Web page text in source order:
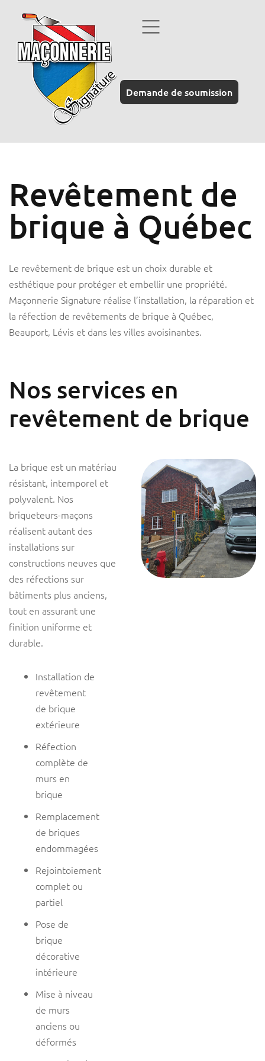
Demande de soumission
Revêtement de
brique à Québec
Le revêtement de brique est un choix durable et
esthétique pour protéger et embellir une propriété.
Maçonnerie Signature réalise l’installation, la réparation et
la réfection de revêtements de brique à Québec,
Beauport, Lévis et dans les villes avoisinantes.
Nos services en
revêtement de brique
La brique est un matériau
résistant, intemporel et
polyvalent. Nos
briqueteurs-maçons
réalisent autant des
installations sur
constructions neuves que
des réfections sur
bâtiments plus anciens,
tout en assurant une
finition uniforme et
durable.
Installation de
revêtement
de brique
extérieure
Réfection
complète de
murs en
brique
Remplacement
de briques
endommagées
Rejointoiement
complet ou
partiel
Pose de
brique
décorative
intérieure
Mise à niveau
de murs
anciens ou
déformés